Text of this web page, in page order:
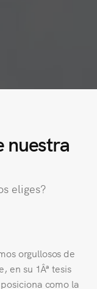
nuestra
eliges?
orgullosos de
en su 1Âª tesis
como la